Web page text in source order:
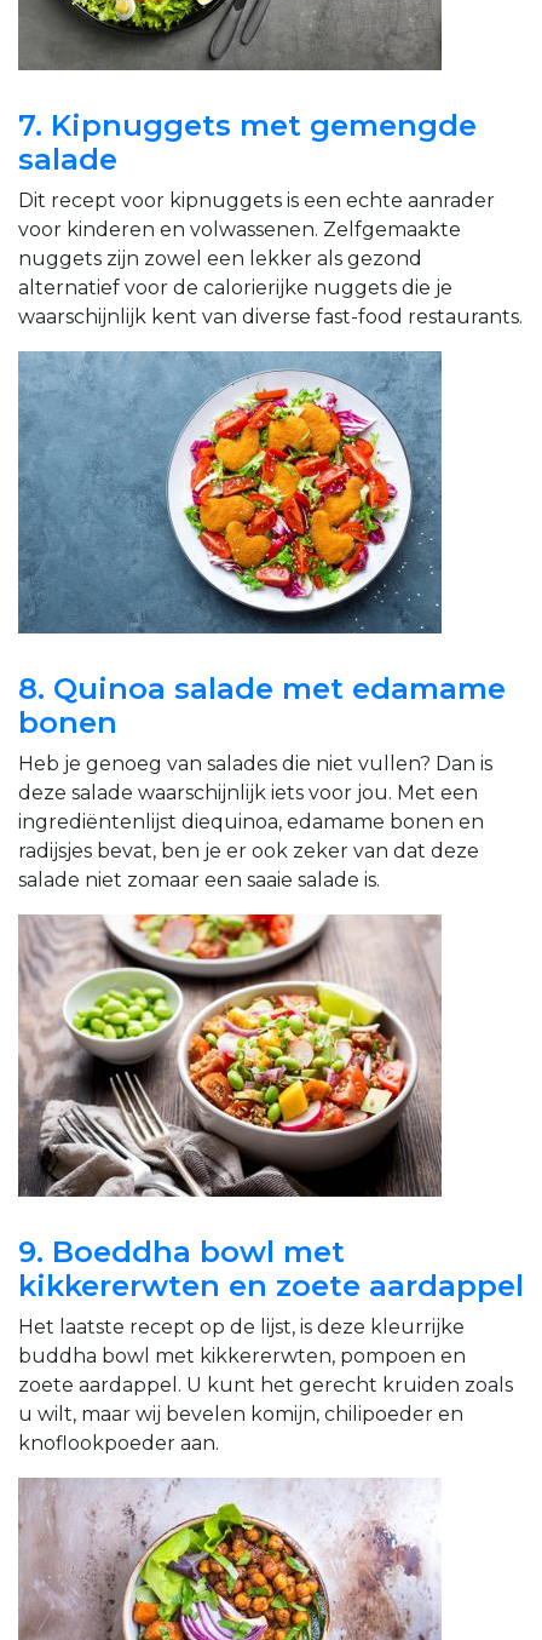
7. Kipnuggets met gemengde
salade
Dit recept voor kipnuggets is een echte aanrader
voor kinderen en volwassenen. Zelfgemaakte
nuggets zijn zowel een lekker als gezond
alternatief voor de calorierijke nuggets die je
waarschijnlijk kent van diverse fast-food restaurants.
8. Quinoa salade met edamame
bonen
Heb je genoeg van salades die niet vullen? Dan is
deze salade waarschijnlijk iets voor jou. Met een
ingrediëntenlijst diequinoa, edamame bonen en
radijsjes bevat, ben je er ook zeker van dat deze
salade niet zomaar een saaie salade is.
9. Boeddha bowl met
kikkererwten en zoete aardappel
Het laatste recept op de lijst, is deze kleurrijke
buddha bowl met kikkererwten, pompoen en
zoete aardappel. U kunt het gerecht kruiden zoals
u wilt, maar wij bevelen komijn, chilipoeder en
knoflookpoeder aan.